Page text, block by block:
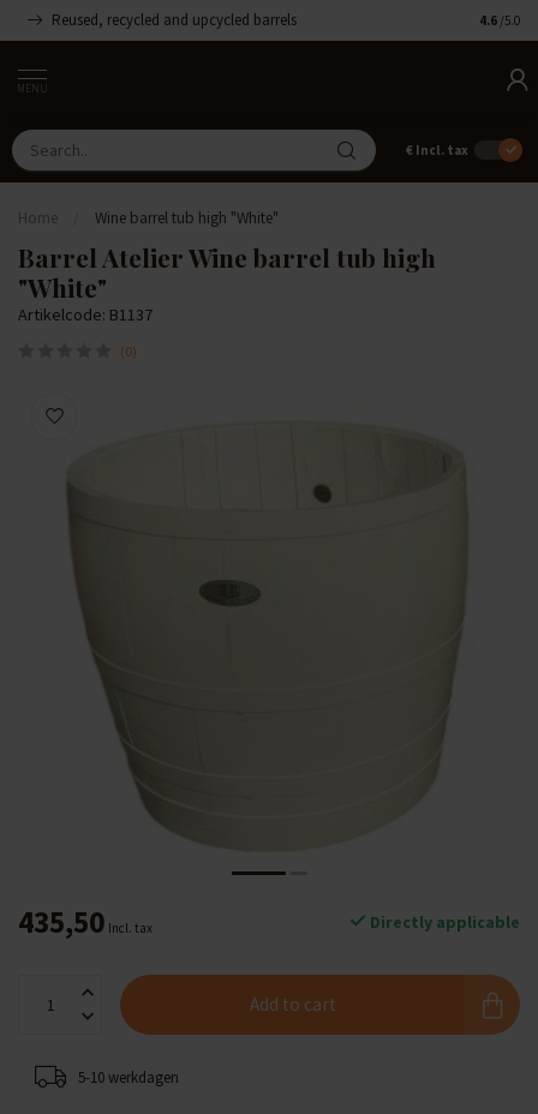
Reused, recycled and upcycled barrels 4.6 /5.0
MENU
€ Incl. tax
Home Wine barrel tub high "White"
Barrel Atelier Wine barrel tub high
"White"
Artikelcode: B1137
(0)
435,50 Incl. tax Directly applicable
Add to cart
5-10 werkdagen